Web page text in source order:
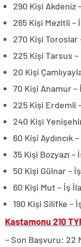
290 Kişi Akdeniz
265 Kişi Mezitli –
270 Kişi Toroslar
225 Kişi Tarsus –
20 Kişi
70 Kişi Anamur –
225 Kişi Erdemli
240 Kişi
60 Kişi Aydıncık
35 Kişi Bozyazı –
50 Kişi Gülnar –
60 Kişi Mut – İş
190 Kişi Silifke –
Kastamonu 210
– Son Başvuru: 22